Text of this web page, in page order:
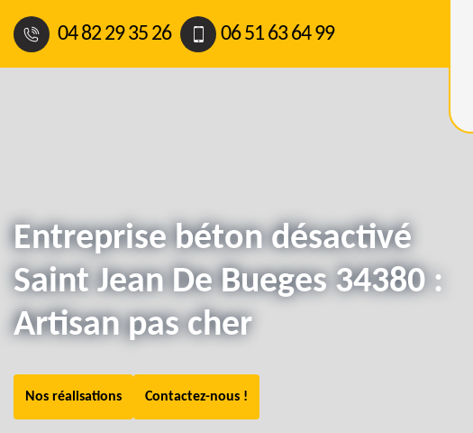
04 82 29 35 26 06 51 63 64 99
Entreprise béton désactivé
Saint Jean De Bueges 34380 :
Artisan pas cher
Nos réalisations Contactez-nous !